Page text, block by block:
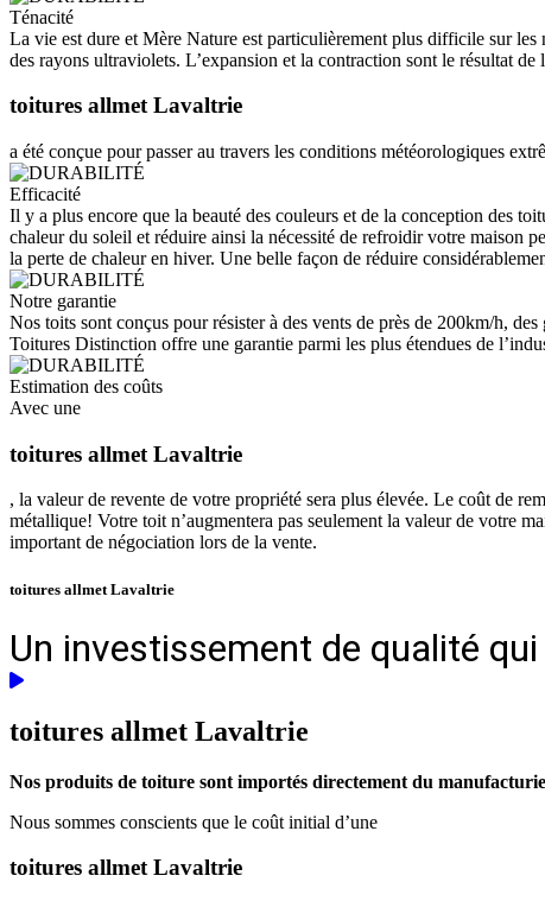
Ténacité
La vie est dure et Mère Nature est particulièrement plus difficile sur les
des rayons ultraviolets. L’expansion et la contraction sont le résultat de
toitures allmet Lavaltrie
a été conçue pour passer au travers les conditions météorologiques
Efficacité
Il y a plus encore que la beauté des couleurs et de la conception des
chaleur du soleil et réduire ainsi la nécessité de refroidir votre maison
la perte de chaleur en hiver. Une belle façon de réduire
Notre garantie
Nos toits sont conçus pour résister à des vents de près de 200km/h,
Toitures Distinction offre une garantie parmi les plus étendues de
Estimation des coûts
Avec une
toitures allmet Lavaltrie
, la valeur de revente de votre propriété sera plus élevée. Le coût de
métallique! Votre toit n’augmentera pas seulement la valeur de votre
important de négociation lors de la vente.
toitures allmet Lavaltrie
Un investissement de qualité
toitures allmet Lavaltrie
Nos produits de toiture sont importés directement du
Nous sommes conscients que le coût initial d’une
toitures allmet Lavaltrie